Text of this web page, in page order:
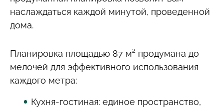
наслаждаться каждой минутой, проведенной
дома.
Планировка площадью 87 м² продумана до
мелочей для эффективного использования
каждого метра:
Кухня-гостиная: единое пространство,